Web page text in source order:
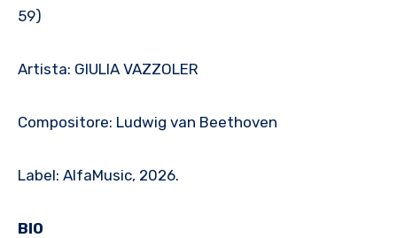
59)
Artista: GIULIA VAZZOLER
Compositore: Ludwig van Beethoven
Label: AlfaMusic, 2026.
BIO